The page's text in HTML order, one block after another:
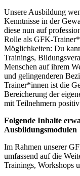
Unsere Ausbildung
Kenntnisse in der
diese nun auf
Rolle als GFK-
Möglichkeiten: Du
Trainings,
Menschen auf ihrem
und gelingenderen
Trainer*innen ist die
Bereicherung der
mit Teilnehmern
Folgende Inhalte
Ausbildungsmodulen
Im Rahmen unserer
umfassend auf die
Trainings, Workshops